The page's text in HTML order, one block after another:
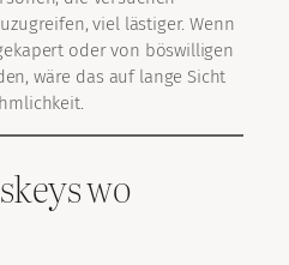
viel lästiger. Wenn
oder von böswilligen
wäre das auf lange Sicht
wo